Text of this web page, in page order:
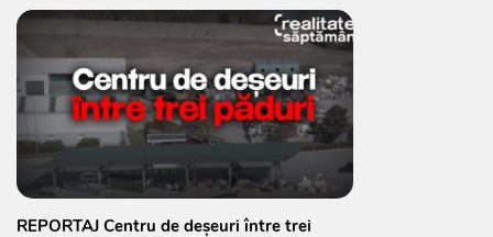
REPORTAJ Centru de deșeuri între trei